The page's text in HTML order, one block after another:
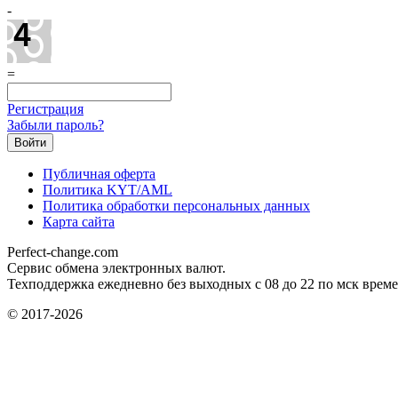
-
=
Регистрация
Забыли пароль?
Публичная оферта
Политика KYT/AML
Политика обработки персональных данных
Карта сайта
Perfect-change.com
Сервис обмена электронных валют.
Техподдержка ежедневно без выходных с 08 до 22 по мск
© 2017-2026